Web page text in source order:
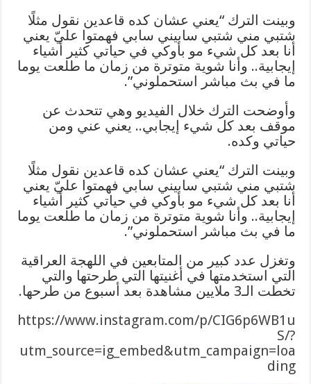
وبينت الترك “يعني عشان كده قاعدين نقول مثلًا
شتبي مني شتبي سابيني سابي فهمتوا عليّ يعني
أنا بعد كل شيء مو بأوكي في حياتي كثير أشياء
إيجابية.. وأنا شوية متوترة من زمان ما طلعت يوما
ما في بث مباشر استحملوني”.
وأوضحت الترك خلال الفيديو وهي تتحدث عن
موقف بعد كل شيء إيجابي.. يعني عني ومن
حياتي وكده.
وبينت الترك “يعني عشان كده قاعدين نقول مثلًا
شتبي مني شتبي سابيني سابي فهمتوا عليّ يعني
أنا بعد كل شيء مو بأوكي في حياتي كثير أشياء
إيجابية.. وأنا شوية متوترة من زمان ما طلعت يوما
ما في بث مباشر استحملوني”.
وتغزل عدد كبير من المتابعين في اللهجة العراقية
التي استخدمتها في أغنيتها التي طرحتها والتي
تخطت الـ3 ملايين مشاهدة بعد أسبوع من طرحها.
https://www.instagram.com/p/CIG6p6WB1u
S/?
utm_source=ig_embed&utm_campaign=loa
ding